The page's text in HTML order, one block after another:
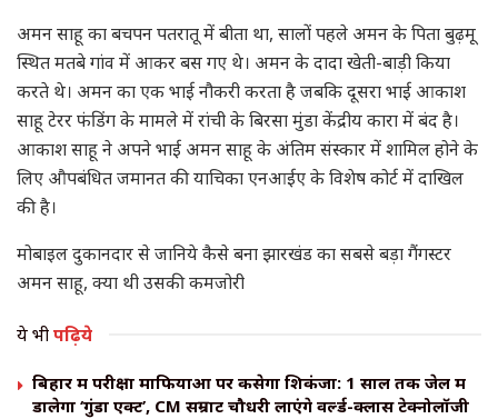
अमन साहू का बचपन पतरातू में बीता था, सालों पहले अमन के पिता बुढ़मू
स्थित मतबे गांव में आकर बस गए थे। अमन के दादा खेती-बाड़ी किया
करते थे। अमन का एक भाई नौकरी करता है जबकि दूसरा भाई आकाश
साहू टेरर फंडिंग के मामले में रांची के बिरसा मुंडा केंद्रीय कारा में बंद है।
आकाश साहू ने अपने भाई अमन साहू के अंतिम संस्कार में शामिल होने के
लिए औपबंधित जमानत की याचिका एनआईए के विशेष कोर्ट में दाखिल
की है।
मोबाइल दुकानदार से जानिये कैसे बना झारखंड का सबसे बड़ा गैंगस्टर
अमन साहू, क्या थी उसकी कमजोरी
ये भीपढ़िये
बिहार में परीक्षा माफियाओं पर कसेगा शिकंजा: 1 साल तक जेल में
डालेगा ‘गुंडा एक्ट’, CM सम्राट चौधरी लाएंगे वर्ल्ड-क्लास टेक्नोलॉजी